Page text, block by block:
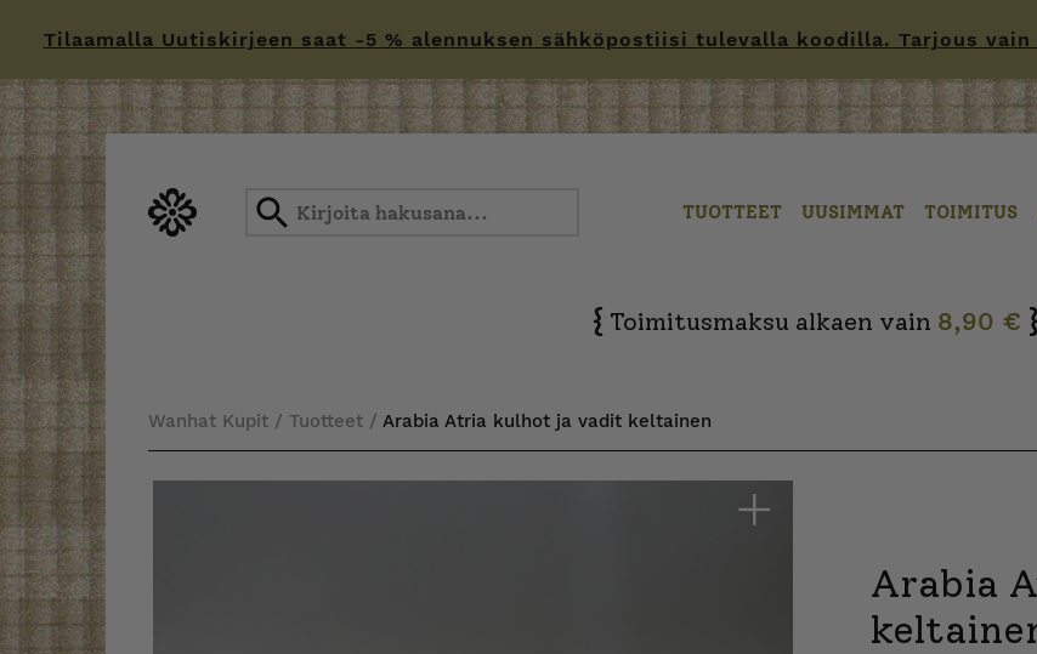
Tilaamalla Uutiskirjeen saat -5 % alennuksen sähköpostiisi tulevalla koodilla. Tarjous
to
TUOTTEET UUSIMMAT TOIMITUS
{ Toimitusmaksu alkaen vain 8,90 €
Wanhat Kupit / Tuotteet / Arabia Atria kulhot ja vadit keltainen
Arabia